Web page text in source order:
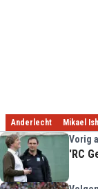
Anderlecht Mikael
Vorig
'RC